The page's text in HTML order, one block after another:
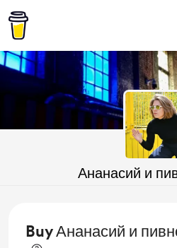
Ананасий и
Buy Ананасий и